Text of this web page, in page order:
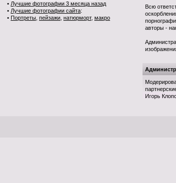
• Лучшие фотографии 3 месяца назад
• Лучшие фотографии сайта:
• Портреты пейзажи натюрморт, макро
Всю
авторы -
Игорь